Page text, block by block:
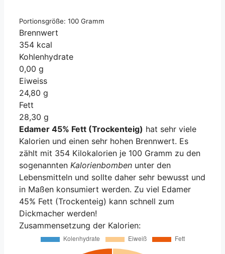
Portionsgröße: 100 Gramm
Brennwert
354 kcal
Kohlenhydrate
0,00 g
Eiweiss
24,80 g
Fett
28,30 g
Edamer 45% Fett (Trockenteig) hat sehr viele
Kalorien und einen sehr hohen Brennwert. Es
zählt mit 354 Kilokalorien je 100 Gramm zu den
sogenannten Kalorienbomben unter den
Lebensmitteln und sollte daher sehr bewusst und
in Maßen konsumiert werden. Zu viel Edamer
45% Fett (Trockenteig) kann schnell zum
Dickmacher werden!
Zusammensetzung der Kalorien: